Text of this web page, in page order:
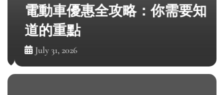
電動車優惠全攻略：你需要知
道的重點
July 31, 2026